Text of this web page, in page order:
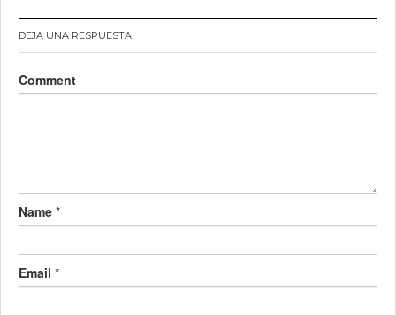
DEJA UNA RESPUESTA
Comment
Name *
Email *